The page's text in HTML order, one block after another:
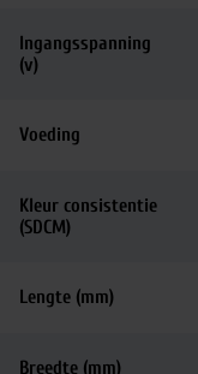
Ingangsspanning
(v)
Voeding
Kleur consistentie
(SDCM)
Lengte (mm)
Breedte (mm)